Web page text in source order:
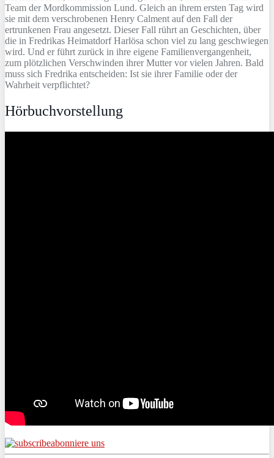
Team der Mordkommission Lund. Gleich an ihrem ersten Tag wird
sie mit dem verschrobenen Henry Calment auf den Fall der
ertrunkenen Frau angesetzt. Dieser Fall rührt an Geschichten, über
die in Fredrikas Heimatdorf Harlösa schon viel zu lang geschwiegen
wird. Und er führt zurück in ihre eigene Familienvergangenheit,
zum plötzlichen Verschwinden ihrer Mutter vor vielen Jahren. Bald
muss sich Fredrika entscheiden: Ist sie ihrer Familie oder der
Wahrheit verpflichtet?
Hörbuchvorstellung
abonniere uns